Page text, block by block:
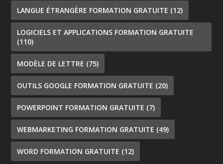
LANGUE ÉTRANGÈRE FORMATION GRATUITE (12)
LOGICIELS ET APPLICATIONS FORMATION GRATUITE
(110)
MODÈLE DE LETTRE (75)
OUTILS GOOGLE FORMATION GRATUITE (20)
POWERPOINT FORMATION GRATUITE (7)
WEBMARKETING FORMATION GRATUITE (49)
WORD FORMATION GRATUITE (12)